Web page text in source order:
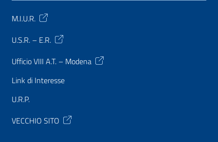
M.I.U.R.
U.S.R. – E.R.
Ufficio VIII A.T. – Modena
Link di Interesse
U.R.P.
VECCHIO SITO